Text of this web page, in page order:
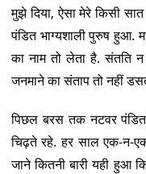
मुझे दिया, ऐसा मेरे किसी
पंडित भाग्यशाली पुरुष हुआ.
का नाम तो लेता है. संतति
जनमाने का संताप तो नहीं
पिछल बरस तक नटवर
चिढ़ते रहे. हर साल एक-न-
जाने कितनी बारी यही हुआ